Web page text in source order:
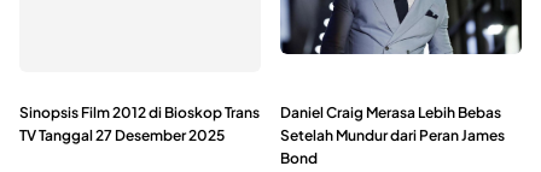
Sinopsis Film 2012 di Bioskop Trans
TV Tanggal 27 Desember 2025
Daniel Craig Merasa Lebih Bebas
Setelah Mundur dari Peran James
Bond